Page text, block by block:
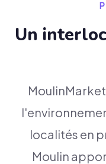
Un
localités en
Moulin